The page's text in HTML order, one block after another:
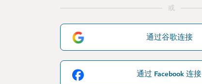
或
通过谷歌连接
通过 Facebook 连接